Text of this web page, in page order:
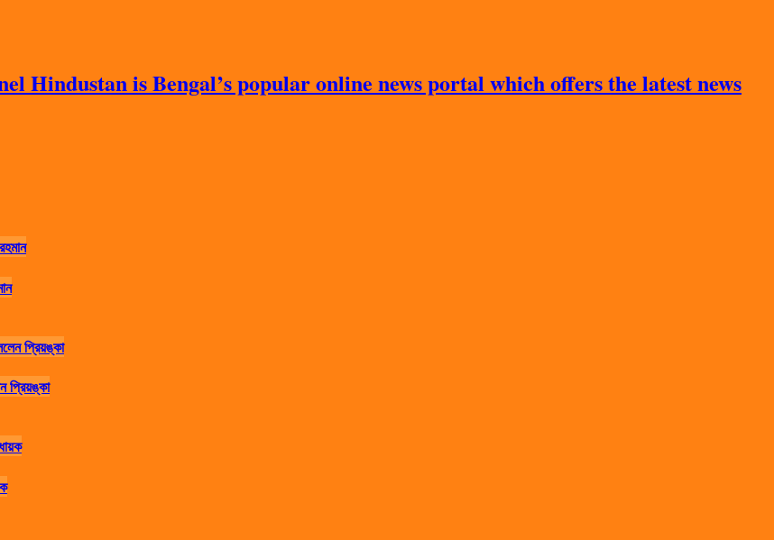
Hindustan is Bengal’s popular online news portal which offers the latest news